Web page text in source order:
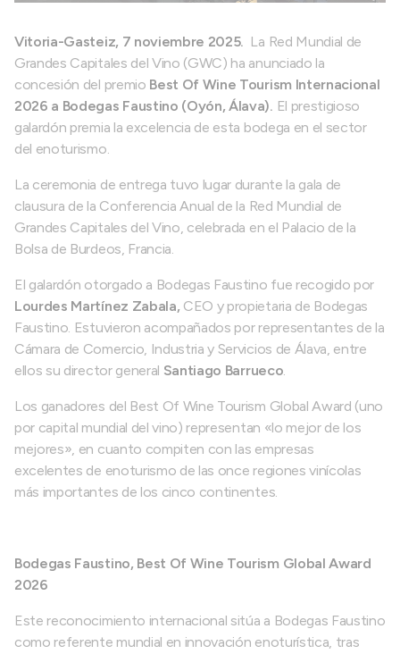
Vitoria-Gasteiz, 7 noviembre 2025. La Red Mundial de
Grandes Capitales del Vino (GWC) ha anunciado la
concesión del premio Best Of Wine Tourism Internacional
2026 a Bodegas Faustino (Oyón, Álava). El prestigioso
galardón premia la excelencia de esta bodega en el sector
del enoturismo.
La ceremonia de entrega tuvo lugar durante la gala de
clausura de la Conferencia Anual de la Red Mundial de
Grandes Capitales del Vino, celebrada en el Palacio de la
Bolsa de Burdeos, Francia.
El galardón otorgado a Bodegas Faustino fue recogido por
Lourdes Martínez Zabala, CEO y propietaria de Bodegas
Faustino. Estuvieron acompañados por representantes de la
Cámara de Comercio, Industria y Servicios de Álava, entre
ellos su director general Santiago Barrueco.
Los ganadores del Best Of Wine Tourism Global Award (uno
por capital mundial del vino) representan «lo mejor de los
mejores», en cuanto compiten con las empresas
excelentes de enoturismo de las once regiones vinícolas
más importantes de los cinco continentes.
Bodegas Faustino, Best Of Wine Tourism Global Award
2026
Este reconocimiento internacional sitúa a Bodegas Faustino
como referente mundial en innovación enoturística, tras